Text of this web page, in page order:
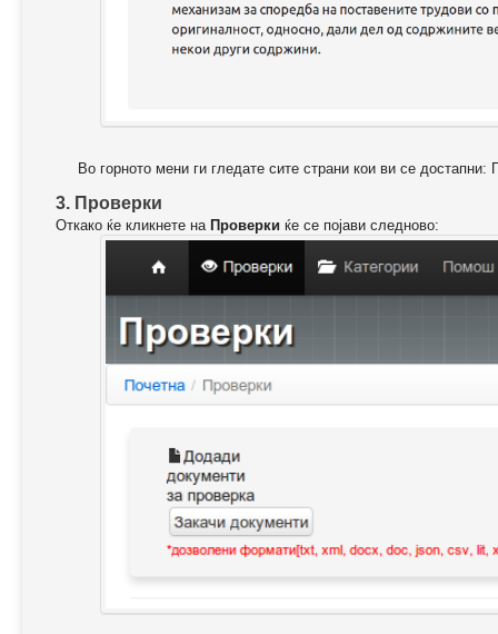
Во горното мени ги гледате сите страни кои ви се
3. Проверки
Откако ќе кликнете на Проверки ќе се појави следново: